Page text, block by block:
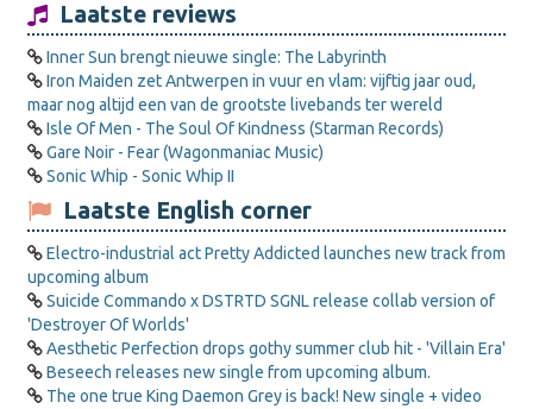
Laatste reviews
Inner Sun brengt nieuwe single: The Labyrinth
Iron Maiden zet Antwerpen in vuur en vlam: vijftig jaar oud,
maar nog altijd een van de grootste livebands ter wereld
Isle Of Men - The Soul Of Kindness (Starman Records)
Gare Noir - Fear (Wagonmaniac Music)
Sonic Whip - Sonic Whip II
Laatste English corner
Electro-industrial act Pretty Addicted launches new track from
upcoming album
Suicide Commando x DSTRTD SGNL release collab version of
'Destroyer Of Worlds'
Aesthetic Perfection drops gothy summer club hit - 'Villain Era'
Beseech releases new single from upcoming album.
The one true King Daemon Grey is back! New single + video